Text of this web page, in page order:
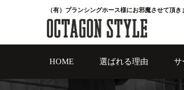
（有）プランシングホース様にお邪魔させて頂き
HOME 選ばれる理由 サ